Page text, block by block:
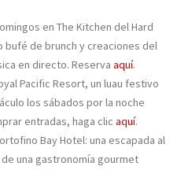
en The Kitchen del Hard
bufé de brunch y creaciones del
en directo. Reserva aquí.
Pacific Resort, un luau festivo
los sábados por la noche
entradas, haga clic aquí.
Bay Hotel: una escapada al
una gastronomía gourmet